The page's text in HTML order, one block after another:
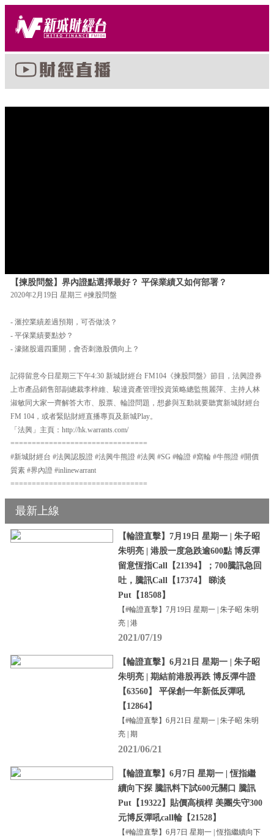
【揀股問盤】界內證點選擇最好？ 平保業績又如何部署？
2020年2月19日 星期三 #揀股問盤
- 滙控業績差過預期，可否做淡？
- 平保業績要點炒？
- 濠賭股週四重開，會否刺激股價向上？
記得留意今日星期三下午4:30 新城財經台 FM104《揀股問盤》節目，法興證券
上市產品銷售部副總裁李梓維、駿達資產管理投資策略總監熊麗萍、主持人林
淑敏同大家一齊解答大市、股票、輪證問題，想參與互動就要聽實新城財經台
FM 104，或者緊貼財經直播專頁及新城Play。
「法興」主頁：http://hk.warrants.com/
================================
#新城財經台 #法興認股證 #法興牛熊證 #法興 #SG #輪證 #窩輪 #牛熊證 #開價
質素 #界內證 #inlinewarrant
================================
最新上線
【輪證直擊】7月19日 星期一 | 朱子昭
朱明亮 | 港股一度急跌逾600點 博反彈
留意恆指Call【21394】；700騰訊急回
吐，騰訊Call【17374】 睇淡
Put【18508】
【#輪證直擊】7月19日 星期一 | 朱子昭 朱明
亮 | 港
2021/07/19
【輪證直擊】6月21日 星期一 | 朱子昭
朱明亮 | 期結前港股再跌 博反彈牛證
【63560】 平保創一年新低反彈吼
【12864】
【#輪證直擊】6月21日 星期一 | 朱子昭 朱明
亮 | 期
2021/06/21
【輪證直擊】6月7日 星期一 | 恆指繼
續向下探 騰訊料下試600元關口 騰訊
Put【19322】貼價高槓桿 美團失守300
元博反彈吼call輪【21528】
【#輪證直擊】6月7日 星期一 | 恆指繼續向下